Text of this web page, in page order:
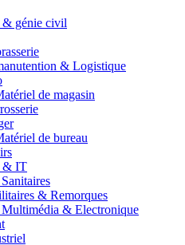
& génie civil
& Logistique
de magasin
de bureau
& IT
& Remorques
& Electronique